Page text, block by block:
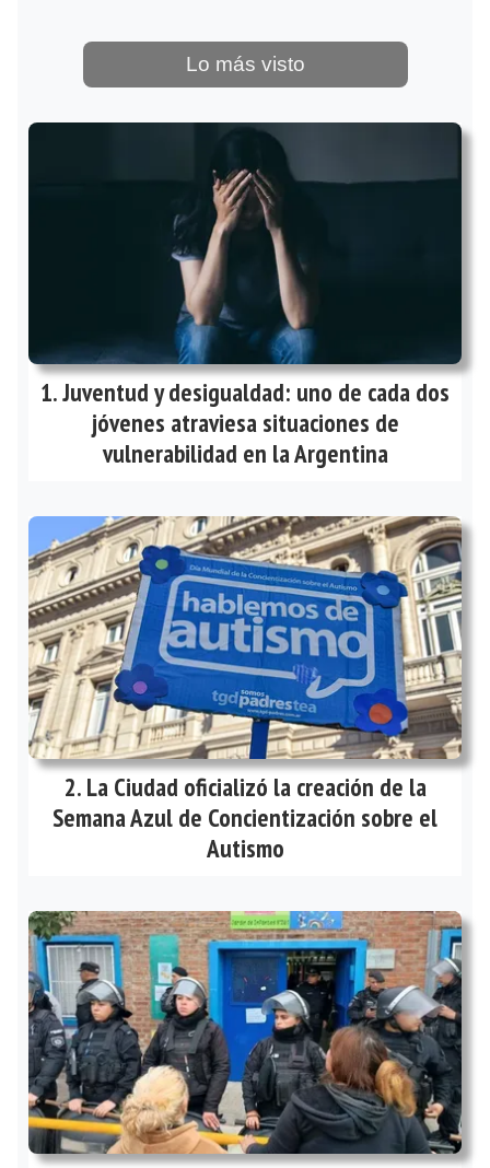
Lo más visto
Juventud y desigualdad: uno de cada dos
jóvenes atraviesa situaciones de
vulnerabilidad en la Argentina
La Ciudad oficializó la creación de la
Semana Azul de Concientización sobre el
Autismo